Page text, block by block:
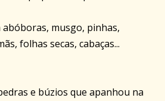
musgo, pinhas,
folhas secas, cabaças...
e búzios que apanhou na